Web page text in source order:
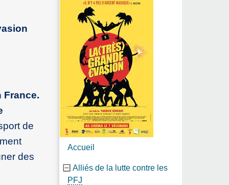
France.
de
des
Accueil
Alliés de la lutte contre les
PFJ